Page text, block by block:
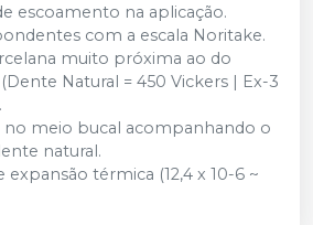
escoamento na aplicação.
com a escala Noritake.
muito próxima ao do
Natural = 450 Vickers | Ex-3
no meio bucal acompanhando o
natural.
expansão térmica (12,4 x 10-6 ~